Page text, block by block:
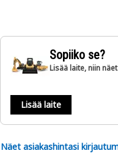
Sopiiko se?
Lisää laite, niin
Lisää laite
Näet asiakashintasi